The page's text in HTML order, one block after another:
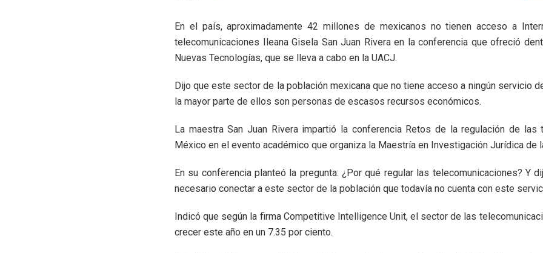
En el país, aproximadamente 42 millones de mexicanos no tienen acceso a
telecomunicaciones Ileana Gisela San Juan Rivera en la conferencia que ofreció
Nuevas Tecnologías, que se lleva a cabo en la UACJ.
Dijo que este sector de la población mexicana que no tiene acceso a ningún servicio
la mayor parte de ellos son personas de escasos recursos económicos.
La maestra San Juan Rivera impartió la conferencia Retos de la regulación de las
México en el evento académico que organiza la Maestría en Investigación Jurídica de
En su conferencia planteó la pregunta: ¿Por qué regular las telecomunicaciones? Y
necesario conectar a este sector de la población que todavía no cuenta con este
Indicó que según la firma Competitive Intelligence Unit, el sector de las
crecer este año en un 7.35 por ciento.